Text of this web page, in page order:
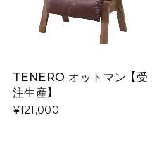
TENERO オットマン 【受
注生産】
¥121,000